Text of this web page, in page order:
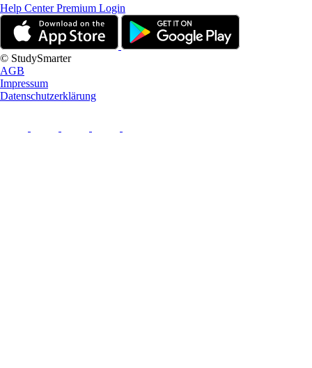
Help CenterPremium Login
© StudySmarter
AGB
Impressum
Datenschutzerklärung